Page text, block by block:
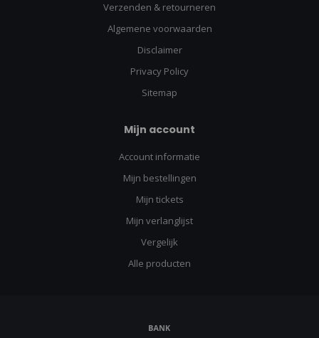
Verzenden & retourneren
Algemene voorwaarden
Disclaimer
Privacy Policy
Sitemap
Mijn account
Account informatie
Mijn bestellingen
Mijn tickets
Mijn verlanglijst
Vergelijk
Alle producten